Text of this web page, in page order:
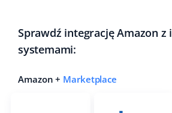
Sprawdź integrację Amazon z
systemami:
Amazon + Marketplace